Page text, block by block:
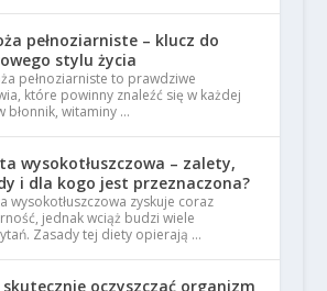
pełnoziarniste – klucz do
stylu życia
pełnoziarniste to prawdziwe
które powinny znaleźć się w każdej
błonnik, witaminy …
wysokotłuszczowa – zalety,
i dla kogo jest przeznaczona?
wysokotłuszczowa zyskuje coraz
jednak wciąż budzi wiele
Zasady tej diety opierają …
skutecznie oczyszczać organizm